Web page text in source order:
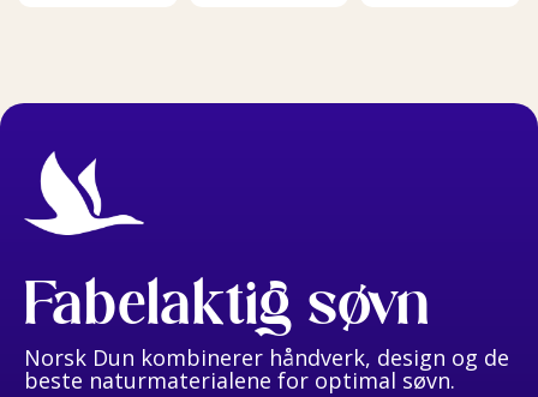
Fabelaktig søvn
Norsk Dun kombinerer håndverk, design og de
beste naturmaterialene for optimal søvn.